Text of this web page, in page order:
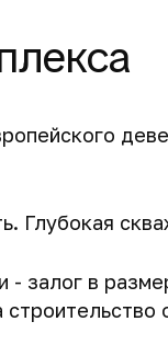
Глубокая
- залог в